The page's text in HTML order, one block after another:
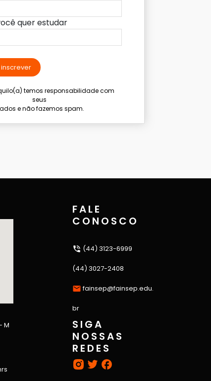
quer estudar
temos responsabilidade com
seus
e não fazemos spam.
M
FALE
CONOSCO
(44) 3123-6999
(44) 3027-2408
fainsep@fainsep.edu.
br
SIGA
NOSSAS
REDES